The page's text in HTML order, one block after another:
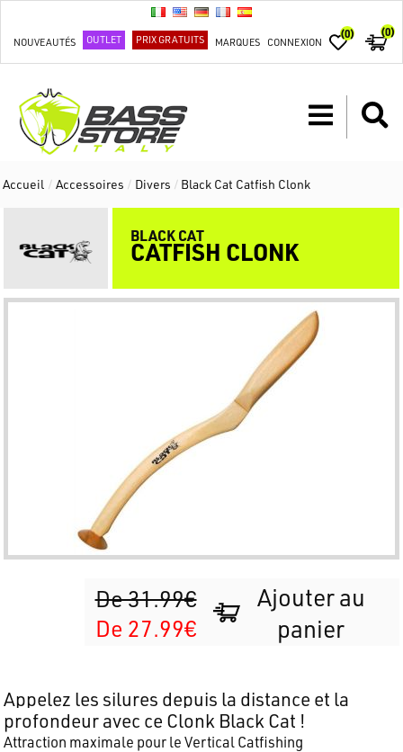
NOUVEAUTÉS OUTLET PRIX GRATUITS MARQUES CONNEXION
(0) (0)
Accueil / Accessoires / Divers / Black Cat Catfish Clonk
BLACK CAT
CATFISH CLONK
De 31.99€
De 27.99€
Ajouter au
panier
Appelez les silures depuis la distance et la
profondeur avec ce Clonk Black Cat !
Attraction maximale pour le Vertical Catfishing